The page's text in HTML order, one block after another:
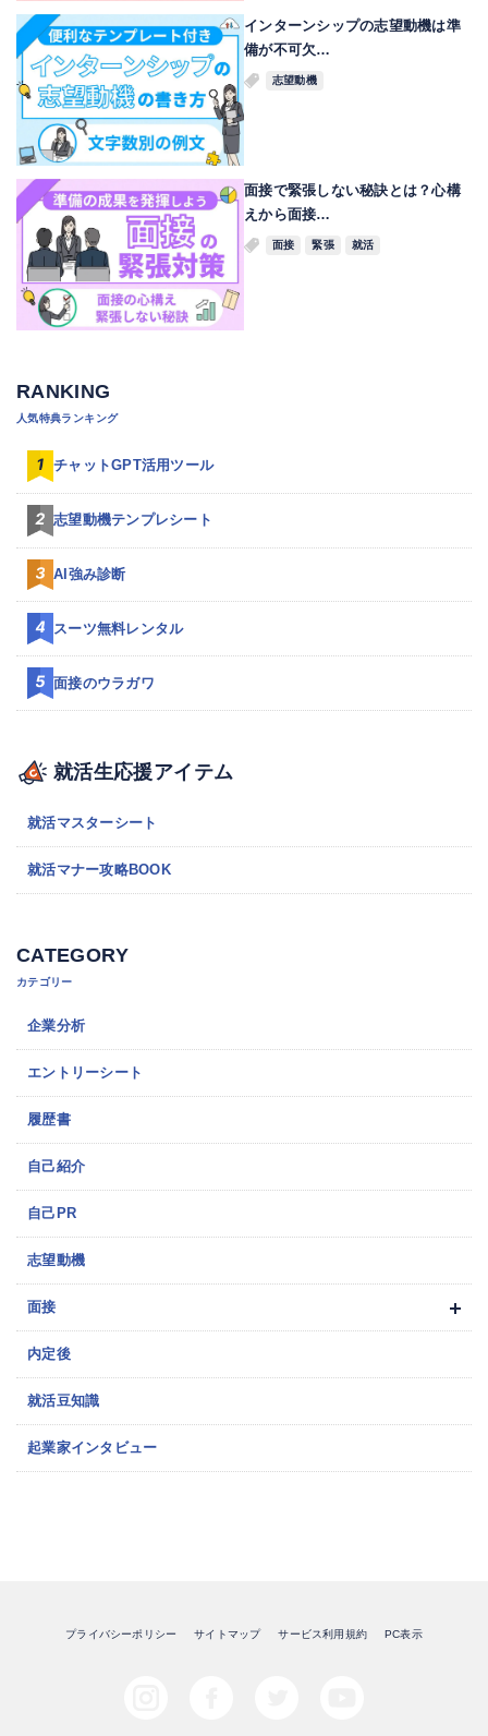
インターンシップの志望動機は準
備が不可欠…
志望動機
面接で緊張しない秘訣とは？心構
えから面接…
面接 緊張 就活
RANKING
人気特典ランキング
チャットGPT活用ツール
志望動機テンプレシート
AI強み診断
スーツ無料レンタル
面接のウラガワ
就活生応援アイテム
就活マスターシート
就活マナー攻略BOOK
CATEGORY
カテゴリー
企業分析
エントリーシート
履歴書
自己紹介
自己PR
志望動機
面接
内定後
就活豆知識
起業家インタビュー
プライバシーポリシー サイトマップ サービス利用規約 PC表示